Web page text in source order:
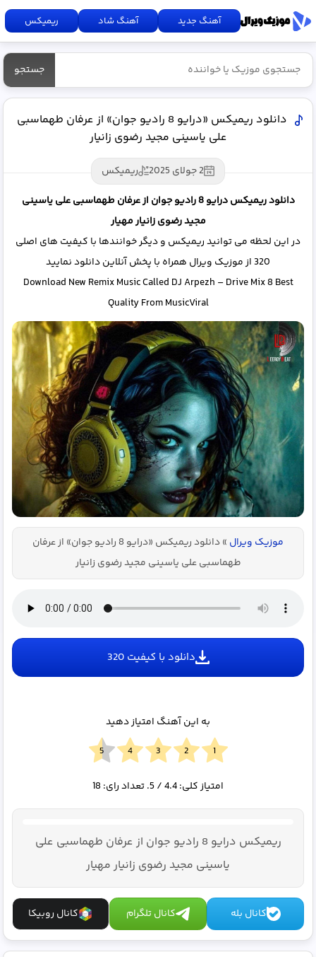
آهنگ جدید آهنگ شاد ریمیکس
جستجو
دانلود ریمیکس «درایو 8 رادیو جوان» از عرفان طهماسبی
علی یاسینی مجید رضوی زانیار
2 جولای 2025
ریمیکس
دانلود ریمیکس درایو 8 رادیو جوان از عرفان طهماسبی علی یاسینی
مجید رضوی زانیار مهیار
در این لحظه می توانید ریمیکس و دیگر خوانندها با کیفیت های اصلی
320 از موزیک ویرال همراه با پخش آنلاین دانلود نمایید
Download New Remix Music Called DJ Arpezh – Drive Mix 8 Best
Quality From MusicViral
موزیک ویرال »
دانلود ریمیکس «درایو 8 رادیو جوان» از عرفان
طهماسبی علی یاسینی مجید رضوی زانیار
دانلود با کیفیت 320
به این آهنگ امتیاز دهید
امتیاز کلی:4.4/ 5. تعداد رای: 18
ریمیکس درایو 8 رادیو جوان از عرفان طهماسبی علی
یاسینی مجید رضوی زانیار مهیار
کانال بله کانال تلگرام کانال روبیکا